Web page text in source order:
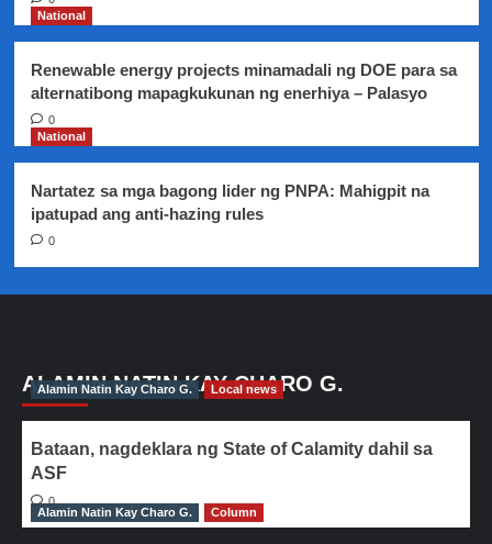
National
Renewable energy projects minamadali ng DOE para sa
alternatibong mapagkukunan ng enerhiya – Palasyo
0
National
Nartatez sa mga bagong lider ng PNPA: Mahigpit na
ipatupad ang anti-hazing rules
0
ALAMIN NATIN KAY CHARO G.
Alamin Natin Kay Charo G. Local news
Bataan, nagdeklara ng State of Calamity dahil sa
ASF
0
Alamin Natin Kay Charo G.
Column